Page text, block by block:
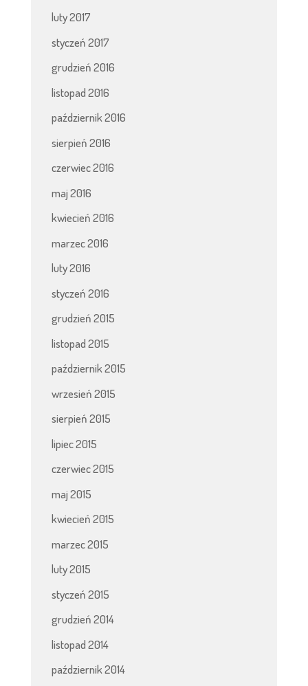
luty 2017
styczeń 2017
grudzień 2016
listopad 2016
październik 2016
sierpień 2016
czerwiec 2016
maj 2016
kwiecień 2016
marzec 2016
luty 2016
styczeń 2016
grudzień 2015
listopad 2015
październik 2015
wrzesień 2015
sierpień 2015
lipiec 2015
czerwiec 2015
maj 2015
kwiecień 2015
marzec 2015
luty 2015
styczeń 2015
grudzień 2014
listopad 2014
październik 2014